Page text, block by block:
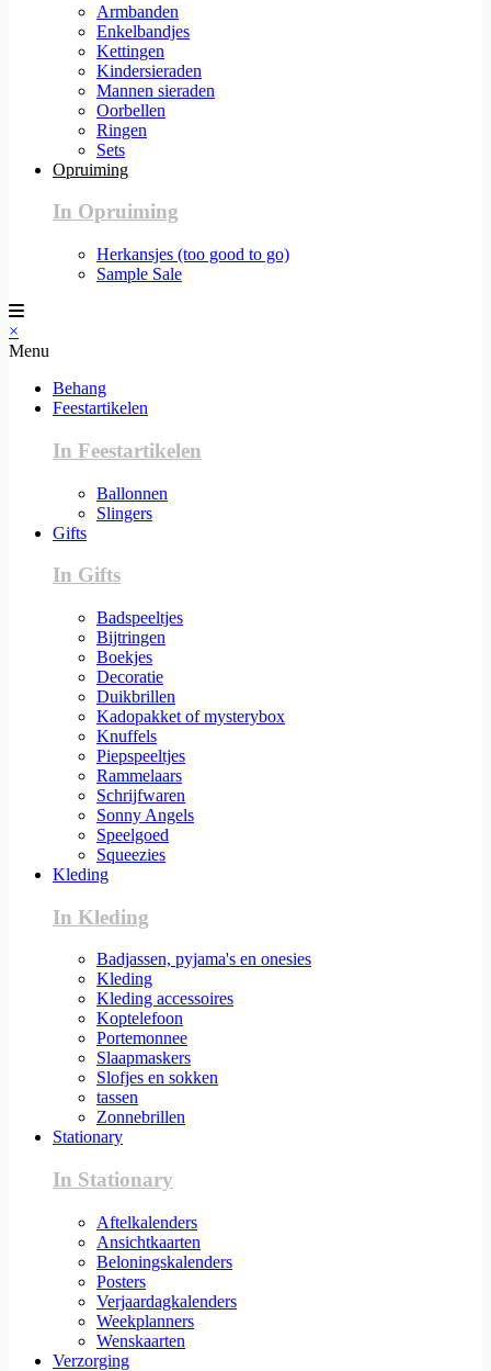
Armbanden
Enkelbandjes
Kettingen
Kindersieraden
Mannen sieraden
Oorbellen
Ringen
Sets
Opruiming
In Opruiming
Herkansjes (too good to go)
Sample Sale
×
Menu
Behang
Feestartikelen
In Feestartikelen
Ballonnen
Slingers
Gifts
In Gifts
Badspeeltjes
Bijtringen
Boekjes
Decoratie
Duikbrillen
Kadopakket of mysterybox
Knuffels
Piepspeeltjes
Rammelaars
Schrijfwaren
Sonny Angels
Speelgoed
Squeezies
Kleding
In Kleding
Badjassen, pyjama's en onesies
Kleding
Kleding accessoires
Koptelefoon
Portemonnee
Slaapmaskers
Slofjes en sokken
tassen
Zonnebrillen
Stationary
In Stationary
Aftelkalenders
Ansichtkaarten
Beloningskalenders
Posters
Verjaardagkalenders
Weekplanners
Wenskaarten
Verzorging